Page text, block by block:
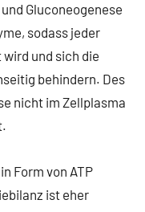
Gluconeogenese
sodass jeder
und sich die
behindern. Des
nicht im Zellplasma
Form von ATP
ist eher